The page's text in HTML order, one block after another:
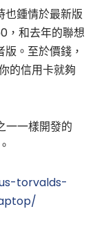
也鍾情於最新版
，和去年的聯想
。至於價錢，
的信用卡就夠
一一樣開發的
torvalds-